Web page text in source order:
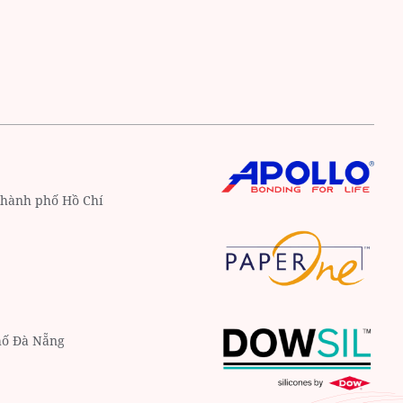
phố Hồ Chí
Đà Nẵng